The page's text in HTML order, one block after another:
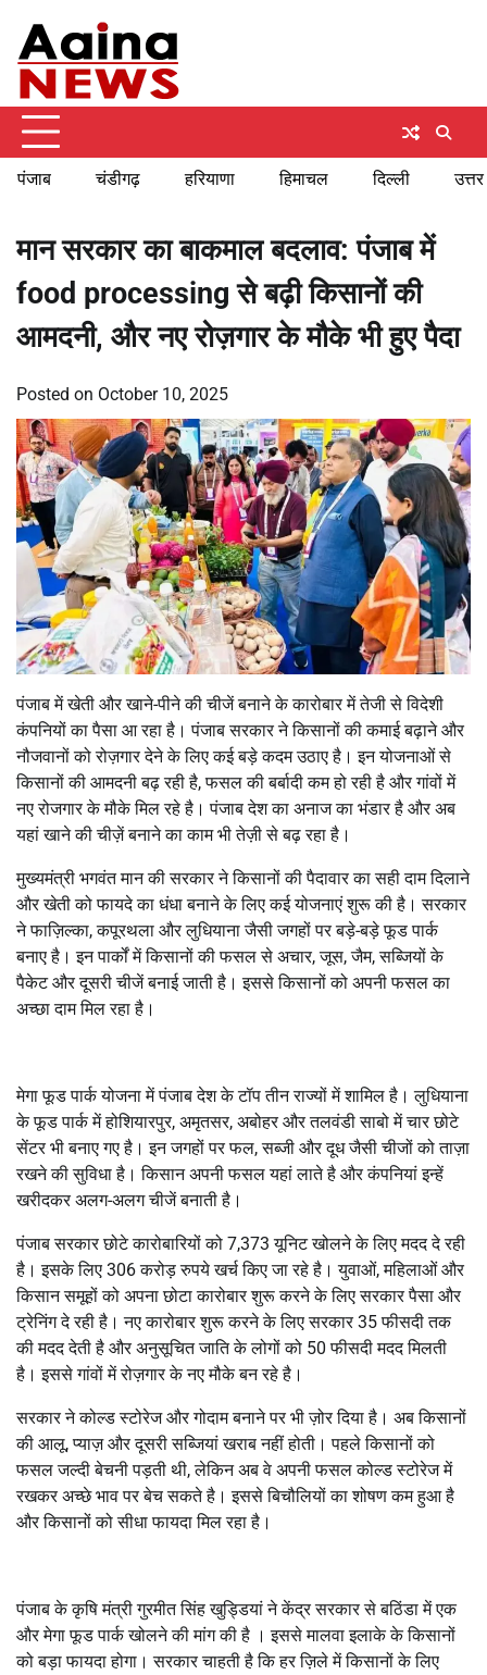
content
पंजाब चंडीगढ़ हरियाणा हिमाचल दिल्ली
मान सरकार का बाकमाल बदलाव: पंजाब में
food processing से बढ़ी किसानों की
आमदनी, और नए रोज़गार के मौके भी हुए पैदा
Posted on October 10, 2025
पंजाब में खेती और खाने-पीने की चीजें बनाने के कारोबार में तेजी से विदेशी
कंपनियों का पैसा आ रहा है। पंजाब सरकार ने किसानों की कमाई बढ़ाने और
नौजवानों को रोज़गार देने के लिए कई बड़े कदम उठाए है। इन योजनाओं से
किसानों की आमदनी बढ़ रही है, फसल की बर्बादी कम हो रही है और गांवों में
नए रोजगार के मौके मिल रहे है। पंजाब देश का अनाज का भंडार है और अब
यहां खाने की चीज़ें बनाने का काम भी तेज़ी से बढ़ रहा है।
मुख्यमंत्री भगवंत मान की सरकार ने किसानों की पैदावार का सही दाम दिलाने
और खेती को फायदे का धंधा बनाने के लिए कई योजनाएं शुरू की है। सरकार
ने फाज़िल्का, कपूरथला और लुधियाना जैसी जगहों पर बड़े-बड़े फूड पार्क
बनाए है। इन पार्कों में किसानों की फसल से अचार, जूस, जैम, सब्जियों के
पैकेट और दूसरी चीजें बनाई जाती है। इससे किसानों को अपनी फसल का
अच्छा दाम मिल रहा है।
मेगा फूड पार्क योजना में पंजाब देश के टॉप तीन राज्यों में शामिल है। लुधियाना
के फूड पार्क में होशियारपुर, अमृतसर, अबोहर और तलवंडी साबो में चार छोटे
सेंटर भी बनाए गए है। इन जगहों पर फल, सब्जी और दूध जैसी चीजों को ताज़ा
रखने की सुविधा है। किसान अपनी फसल यहां लाते है और कंपनियां इन्हें
खरीदकर अलग-अलग चीजें बनाती है।
पंजाब सरकार छोटे कारोबारियों को 7,373 यूनिट खोलने के लिए मदद दे रही
है। इसके लिए 306 करोड़ रुपये खर्च किए जा रहे है। युवाओं, महिलाओं और
किसान समूहों को अपना छोटा कारोबार शुरू करने के लिए सरकार पैसा और
ट्रेनिंग दे रही है। नए कारोबार शुरू करने के लिए सरकार 35 फीसदी तक
की मदद देती है और अनुसूचित जाति के लोगों को 50 फीसदी मदद मिलती
है। इससे गांवों में रोज़गार के नए मौके बन रहे है।
सरकार ने कोल्ड स्टोरेज और गोदाम बनाने पर भी ज़ोर दिया है। अब किसानों
की आलू, प्याज़ और दूसरी सब्जियां खराब नहीं होती। पहले किसानों को
फसल जल्दी बेचनी पड़ती थी, लेकिन अब वे अपनी फसल कोल्ड स्टोरेज में
रखकर अच्छे भाव पर बेच सकते है। इससे बिचौलियों का शोषण कम हुआ है
और किसानों को सीधा फायदा मिल रहा है।
पंजाब के कृषि मंत्री गुरमीत सिंह खुड्डियां ने केंद्र सरकार से बठिंडा में एक
और मेगा फूड पार्क खोलने की मांग की है । इससे मालवा इलाके के किसानों
को बड़ा फायदा होगा। सरकार चाहती है कि हर ज़िले में किसानों के लिए